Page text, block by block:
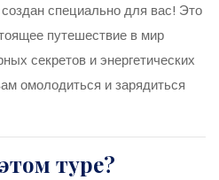
специально для вас! Это
путешествие в мир
секретов и энергетических
омолодиться и зарядиться
туре?